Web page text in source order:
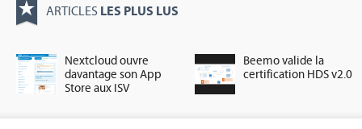
ARTICLES LES PLUS LUS
Nextcloud ouvre
davantage son App
Store aux ISV
Beemo valide la
certification HDS v2.0